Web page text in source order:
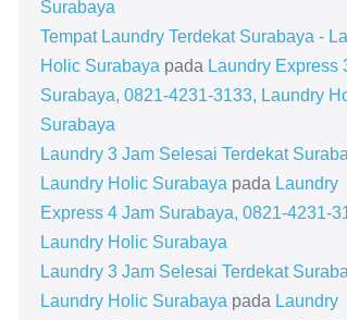
Surabaya
Tempat Laundry Terdekat Surabaya -
Holic Surabaya pada Laundry Express
Surabaya, 0821-4231-3133, Laundry
Surabaya
Laundry 3 Jam Selesai Terdekat
Laundry Holic Surabaya pada Laundry
Express 4 Jam Surabaya, 0821-4231-
Laundry Holic Surabaya
Laundry 3 Jam Selesai Terdekat
Laundry Holic Surabaya pada Laundry